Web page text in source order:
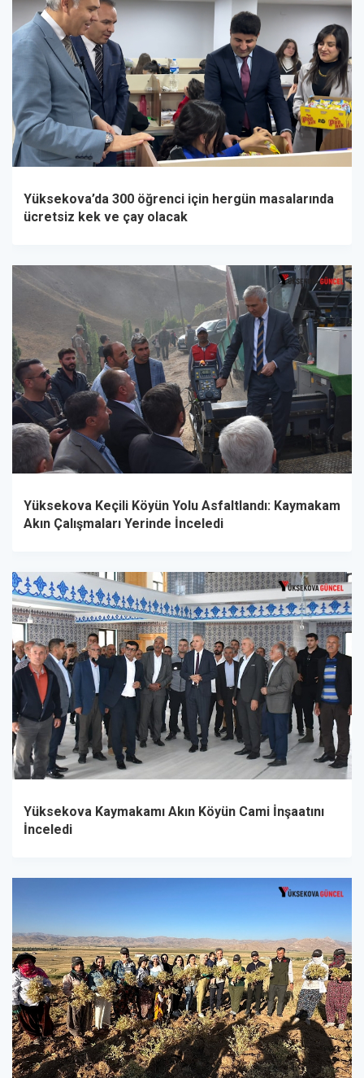
Yüksekova’da 300 öğrenci için hergün masalarında
ücretsiz kek ve çay olacak
Yüksekova Keçili Köyün Yolu Asfaltlandı: Kaymakam
Akın Çalışmaları Yerinde İnceledi
Yüksekova Kaymakamı Akın Köyün Cami İnşaatını
İnceledi